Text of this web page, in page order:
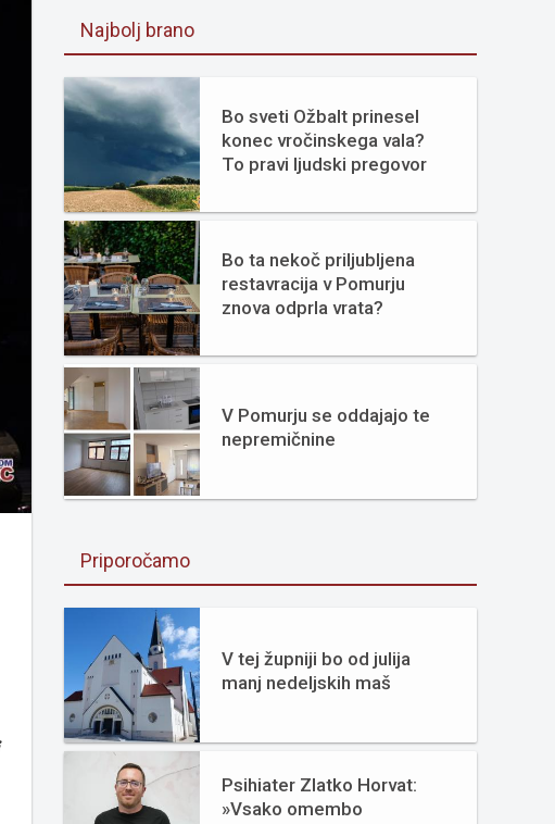
Najbolj brano
Bo sveti Ožbalt prinesel
konec vročinskega vala?
To pravi ljudski pregovor
Bo ta nekoč priljubljena
restavracija v Pomurju
znova odprla vrata?
V Pomurju se oddajajo te
nepremičnine
Priporočamo
V tej župniji bo od julija
manj nedeljskih maš
Psihiater Zlatko Horvat:
»Vsako omembo